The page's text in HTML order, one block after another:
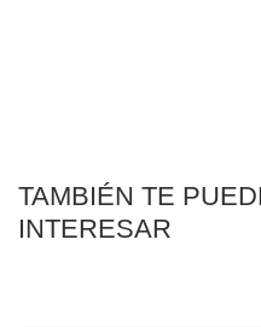
TAMBIÉN TE
INTERESAR